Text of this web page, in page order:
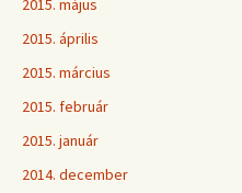
2015. május
2015. április
2015. március
2015. február
2015. január
2014. december